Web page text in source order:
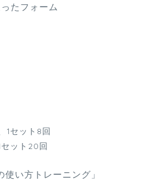
たフォーム
1セット8回
ット20回
い方トレーニング」